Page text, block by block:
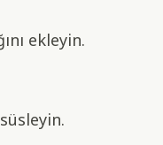
ekleyin.